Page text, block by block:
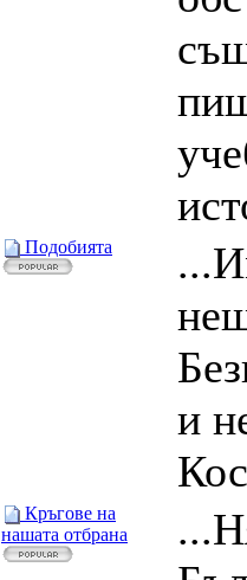
Подобията
и
Кръгове на
нашата отбрана